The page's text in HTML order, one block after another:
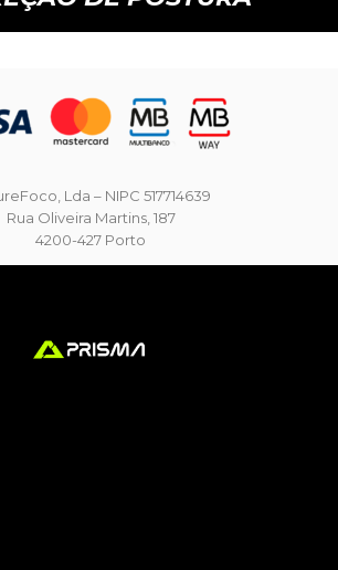
Lda – NIPC 517714639
Rua Oliveira Martins, 187
4200-427 Porto